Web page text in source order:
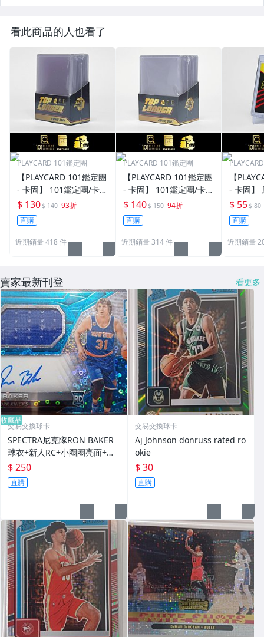
看此商品的人也看了
PLAYCARD 101鑑定團
【PLAYCARD 101鑑定團
- 卡固】 101鑑定團/卡固
原廠原裝 一般卡夾 / 塑
膠殼 尺寸：35pt
$ 130$ 140 93折
直購
近期銷量 418 件
PLAYCARD 101鑑定團
【PLAYCARD 101鑑定團
- 卡固】 101鑑定團/卡固
原廠原裝 一般卡夾 / 塑
膠殼 尺寸：55pt
$ 140$ 150 94折
直購
近期銷量 314 件
【
- 卡固】
卡夾 /
pt /
$ 55$ 80
直購
近期銷量
賣家最新刊登 看更多
收藏品
交易交換球卡
SPECTRA尼克隊RON BAKER
球衣+新人RC+小圈圈亮面+簽
名+限量99
$ 250
直購
交易交換球卡
Aj Johnson donruss rated ro
okie
$ 30
直購